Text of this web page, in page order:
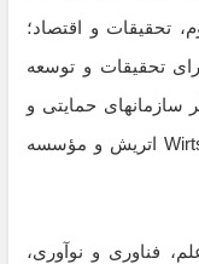
تحقیقات و اقتصاد؛
تحقیقات و توسعه
سازمانهای حمایتی و
تأمین مالی شامل خدمات Wirtschaftsservice اتریش و مؤسسه
فناوری و نوآوری،